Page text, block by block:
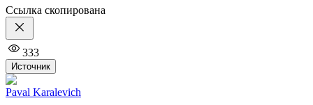
Ссылка скопирована
333
Источник
Paval Karalevich